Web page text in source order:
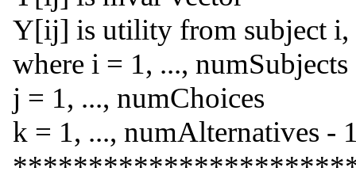
Y[ij] is utility from subject i,
where i = 1, ..., numSubjects
j = 1, ..., numChoices
k = 1, ..., numAlternatives -